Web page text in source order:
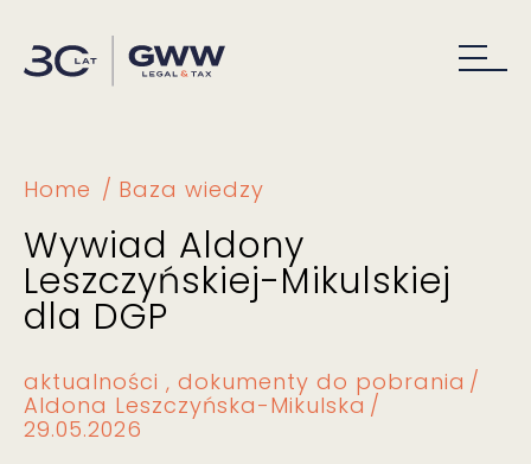
Home Baza wiedzy
Wywiad Aldony
Leszczyńskiej-Mikulskiej
dla DGP
aktualności
dokumenty do pobrania
Aldona Leszczyńska-Mikulska
29.05.2026